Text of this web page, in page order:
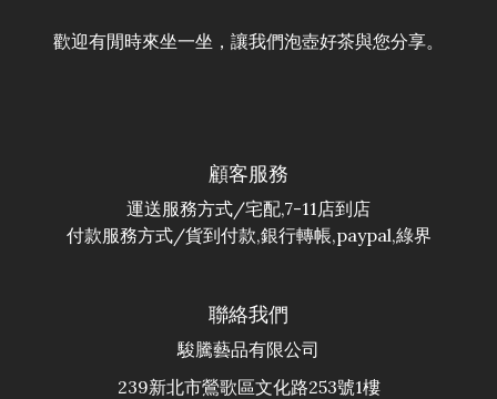
歡迎有閒時來坐一坐，讓我們泡壺好茶與您分享。
顧客服務
運送服務方式/宅配,7-11店到店
付款服務方式/貨到付款,銀行轉帳,paypal,綠界
聯絡我們
駿騰藝品有限公司
239新北市鶯歌區文化路253號1樓